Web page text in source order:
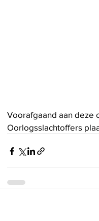
Voorafgaand aan deze
Oorlogsslachtoffers